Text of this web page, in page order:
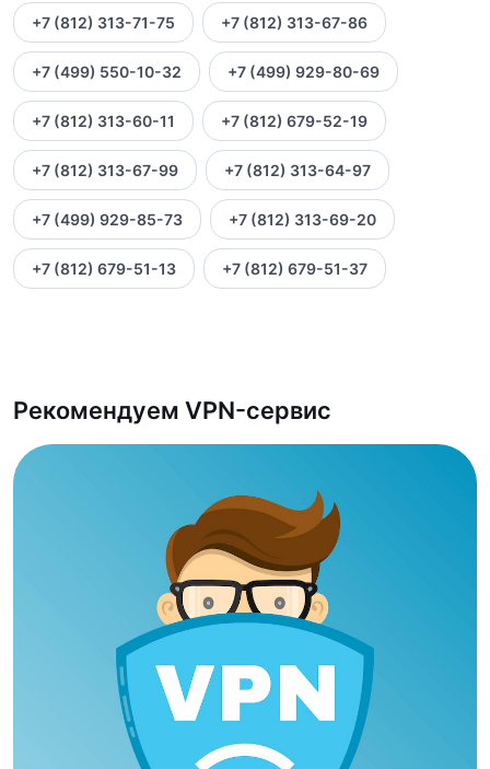
+7 (812) 313-71-75 +7 (812) 313-67-86
+7 (499) 550-10-32 +7 (499) 929-80-69
+7 (812) 313-60-11 +7 (812) 679-52-19
+7 (812) 313-67-99 +7 (812) 313-64-97
+7 (499) 929-85-73 +7 (812) 313-69-20
+7 (812) 679-51-13 +7 (812) 679-51-37
Рекомендуем VPN-сервис